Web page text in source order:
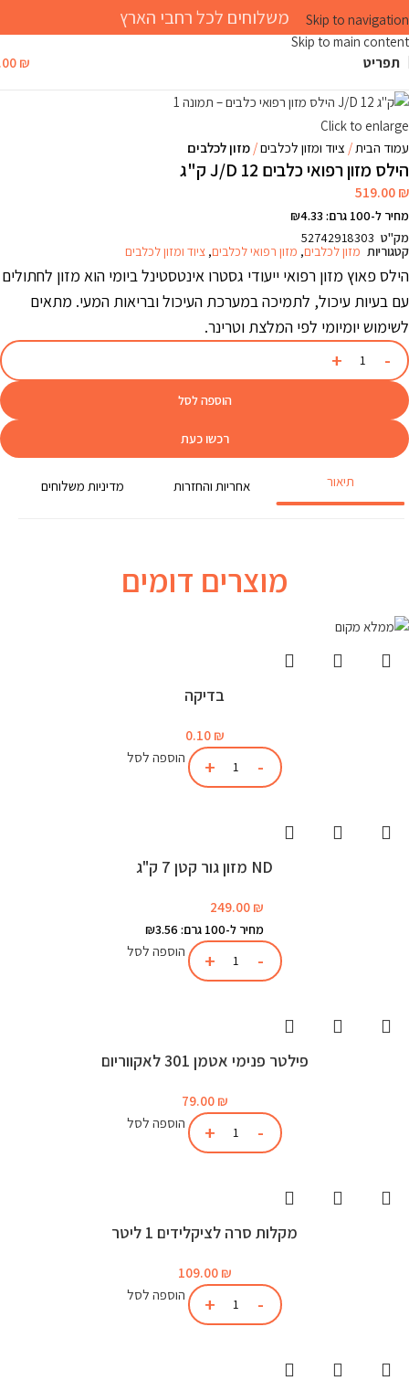
Skip to navigation
Skip to main content
משלוחים לכל רחבי הארץ
תפריט ₪
Click to enlarge
עמוד הבית
ציוד ומזון לכלבים מזון לכלבים
הילס מזון רפואי כלבים J/D 12 ק"ג
519.00₪
מחיר ל-100 גרם: ₪4.33
מק"ט 52742918303
קטגוריות מזון לכלבים, מזון רפואי לכלבים, ציוד ומזון לכלבים
הילס פאוץ מזון רפואי ייעודי גסטרו אינטסטינל ביומי הוא מזון לחתולים
עם בעיות עיכול, לתמיכה במערכת העיכול ובריאות המעי. מתאים
לשימוש יומיומי לפי המלצת וטרינר.
הוספה לסל
רכשו כעת
תיאור אחריות והחזרות מדיניות משלוחים
מוצרים דומים
בדיקה
0.10 ₪
הוספה לסל
ND מזון גור קטן 7 ק"ג
249.00 ₪
מחיר ל-100 גרם: ₪3.56
הוספה לסל
פילטר פנימי אטמן 301 לאקווריום
79.00 ₪
הוספה לסל
מקלות סרה לציקלידים 1 ליטר
109.00 ₪
הוספה לסל